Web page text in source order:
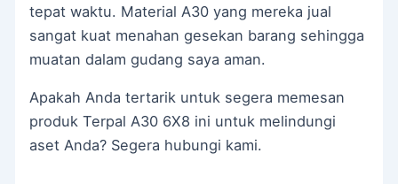
tepat waktu. Material A30 yang mereka jual
sangat kuat menahan gesekan barang sehingga
muatan dalam gudang saya aman.
Apakah Anda tertarik untuk segera memesan
produk Terpal A30 6X8 ini untuk melindungi
aset Anda? Segera hubungi kami.